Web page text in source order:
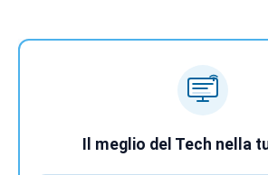
Il meglio del Tech nella